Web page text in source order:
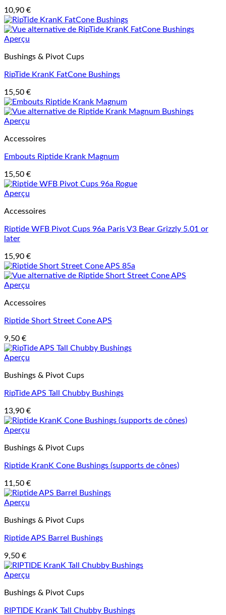
10,90 €
Aperçu
Bushings & Pivot Cups
RipTide KranK FatCone Bushings
15,50 €
Aperçu
Accessoires
Embouts Riptide Krank Magnum
15,50 €
Aperçu
Accessoires
Riptide WFB Pivot Cups 96a Paris V3 Bear Grizzly 5.01 or
later
15,90 €
Aperçu
Accessoires
Riptide Short Street Cone APS
9,50 €
Aperçu
Bushings & Pivot Cups
RipTide APS Tall Chubby Bushings
13,90 €
Aperçu
Bushings & Pivot Cups
Riptide KranK Cone Bushings (supports de cônes)
11,50 €
Aperçu
Bushings & Pivot Cups
Riptide APS Barrel Bushings
9,50 €
Aperçu
Bushings & Pivot Cups
RIPTIDE KranK Tall Chubby Bushings